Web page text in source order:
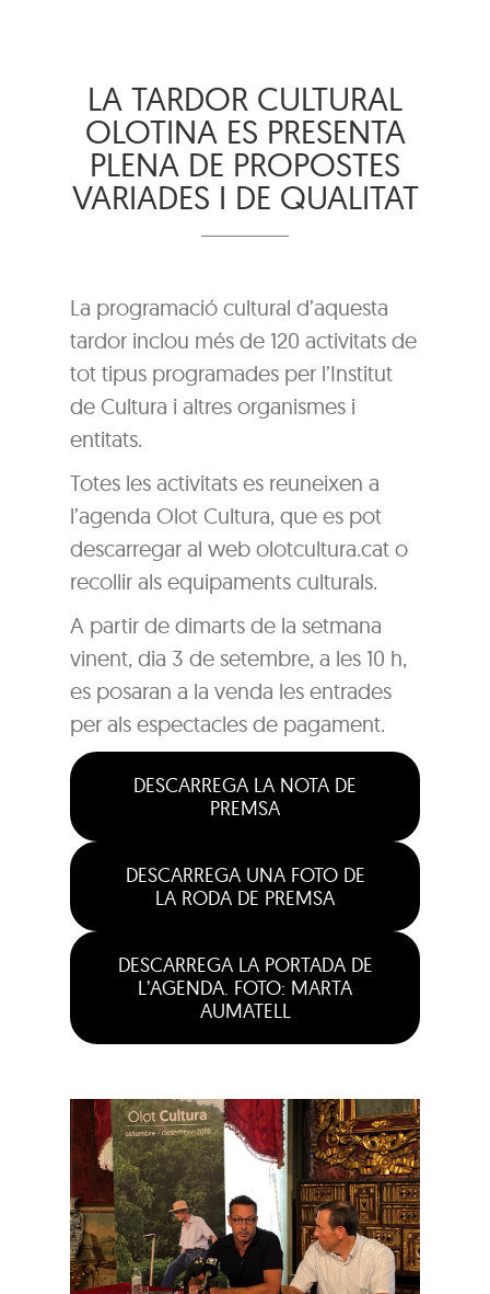
LA TARDOR CULTURAL
OLOTINA ES PRESENTA
PLENA DE PROPOSTES
VARIADES I DE QUALITAT
La programació cultural d’aquesta
tardor inclou més de 120 activitats de
tot tipus programades per l’Institut
de Cultura i altres organismes i
entitats.
Totes les activitats es reuneixen a
l’agenda Olot Cultura, que es pot
descarregar al web olotcultura.cat o
recollir als equipaments culturals.
A partir de dimarts de la setmana
vinent, dia 3 de setembre, a les 10 h,
es posaran a la venda les entrades
per als espectacles de pagament.
DESCARREGA LA NOTA DE
PREMSA
DESCARREGA UNA FOTO DE
LA RODA DE PREMSA
DESCARREGA LA PORTADA DE
L’AGENDA. FOTO: MARTA
AUMATELL